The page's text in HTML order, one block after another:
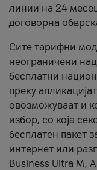
линии на 24
договорна
Сите тарифни
неограничени
бесплатни
преку
овозможуваат и
избор, со која
бесплатен пакет
интернет или
Business Ultra M,